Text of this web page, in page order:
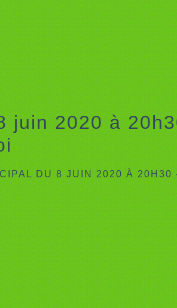
juin 2020 à
DU 8 JUIN 2020 À 20H30